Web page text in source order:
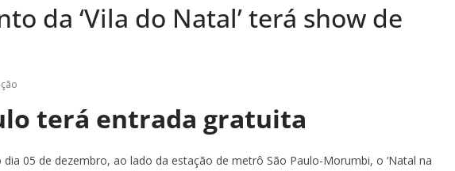
da ‘Vila do Natal’ terá show de
terá entrada gratuita
05 de dezembro, ao lado da estação de metrô São Paulo-Morumbi, o ‘Natal na